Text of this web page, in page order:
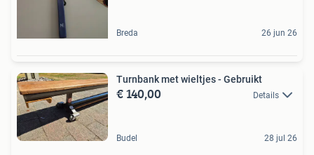
Breda 26 jun 26
Turnbank met wieltjes - Gebruikt
€ 140,00 Details
Budel 28 jul 26